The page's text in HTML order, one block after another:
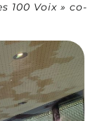
100 Voix » co-